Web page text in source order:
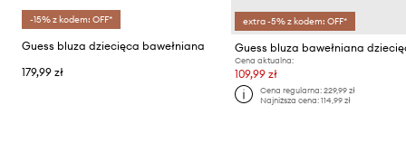
-15% z kodem: OFF*
Guess bluza dziecięca bawełniana
179,99 zł
extra -5% z kodem: OFF*
Guess bluza bawełniana
Cena aktualna:
109,99 zł
Cena regularna: 229,99 zł
Najniższa cena: 114,99 zł